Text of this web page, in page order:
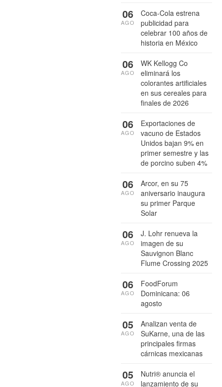
Coca-Cola estrena
publicidad para
celebrar 100 años de
historia en México
06
AGO
WK Kellogg Co
eliminará los
colorantes artificiales
en sus cereales para
finales de 2026
06
AGO
Exportaciones de
vacuno de Estados
Unidos bajan 9% en
primer semestre y las
de porcino suben 4%
06
AGO
Arcor, en su 75
aniversario inaugura
su primer Parque
Solar
06
AGO
J. Lohr renueva la
imagen de su
Sauvignon Blanc
Flume Crossing 2025
06
AGO
FoodForum
Dominicana: 06
agosto
06
AGO
Analizan venta de
SuKarne, una de las
principales firmas
cárnicas mexicanas
05
AGO
Nutri® anuncia el
lanzamiento de su
05
AGO